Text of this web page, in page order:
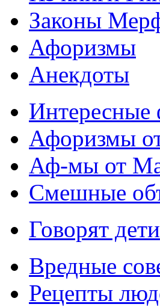
Законы
Афоризмы
Анекдоты
Интересные
Афоризмы
Аф-мы от
Смешные
Говорят дети
Вредные
Рецепты